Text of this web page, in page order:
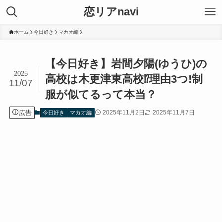
恋リアnavi
ホーム 今日好き マカオ編
【今日好き】岩間夕陽(ゆうひ)の
高校は木更津東高校⁉︎理由3つ!制
服が似てるって本当？
2025
11/07
広告 今日好き マカオ編 2025年11月2日 2025年11月7日